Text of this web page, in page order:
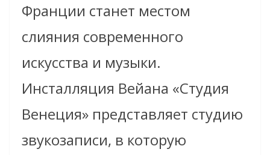
Франции станет местом
слияния современного
искусства и музыки.
Инсталляция Вейана «Студия
Венеция» представляет студию
звукозаписи, в которую